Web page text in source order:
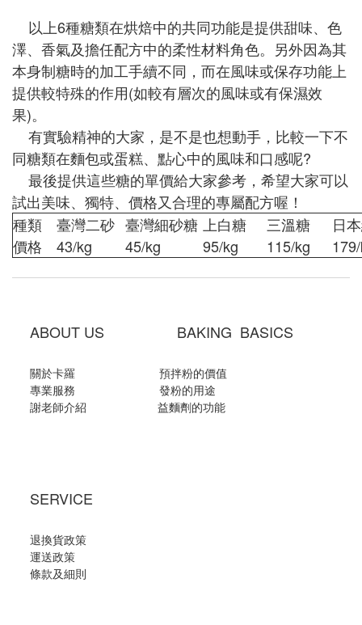
以上6種糖類在烘焙中的共同功能是提供甜味、色
澤、香氣及擔任配方中的柔性材料角色。另外因為其
本身制糖時的加工手續不同，而在風味或保存功能上
提供較特殊的作用(如較有層次的風味或有保濕效
果)。
有實驗精神的大家，是不是也想動手，比較一下不
同糖類在麵包或蛋糕、點心中的風味和口感呢?
最後提供這些糖的單價給大家參考，希望大家可以
試出美味、獨特、價格又合理的專屬配方喔！
種類
臺灣二砂 臺灣細砂糖 上白糖 三溫糖
日
價格
43/kg 45/kg 95/kg 115/kg
ABOUT US BAKING BASICS
關於卡羅
預拌粉的價值
專業服務
發粉的用途
謝老師介紹
益麵劑的功能
SERVICE
退換貨政策
運送政策
條款及細則